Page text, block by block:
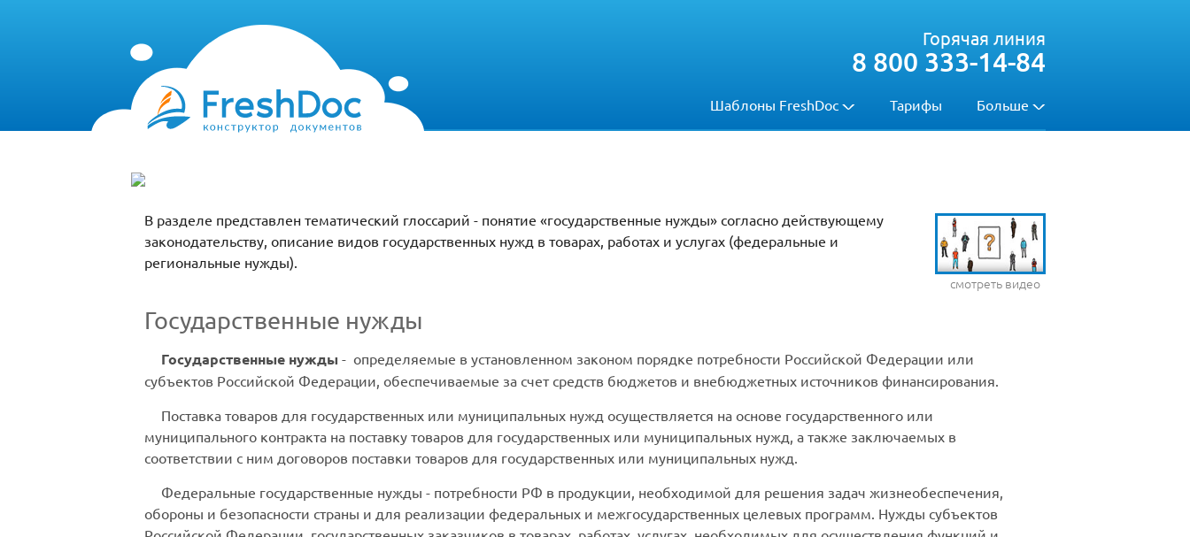
Шаблоны FreshDoc Тарифы Больше
Горячая линия
8 800 333-14-84
смотреть видео
В разделе представлен тематический глоссарий - понятие «государственные нужды» согласно действующему
законодательству, описание видов государственных нужд в товарах, работах и услугах (федеральные и
региональные нужды).
Государственные нужды
Государственные нужды - определяемые в установленном законом порядке потребности Российской Федерации или
субъектов Российской Федерации, обеспечиваемые за счет средств бюджетов и внебюджетных источников финансирования.
Поставка товаров для государственных или муниципальных нужд осуществляется на основе государственного или
муниципального контракта на поставку товаров для государственных или муниципальных нужд, а также заключаемых в
соответствии с ним договоров поставки товаров для государственных или муниципальных нужд.
Федеральные государственные нужды - потребности РФ в продукции, необходимой для решения задач жизнеобеспечения,
обороны и безопасности страны и для реализации федеральных и межгосударственных целевых программ. Нужды субъектов